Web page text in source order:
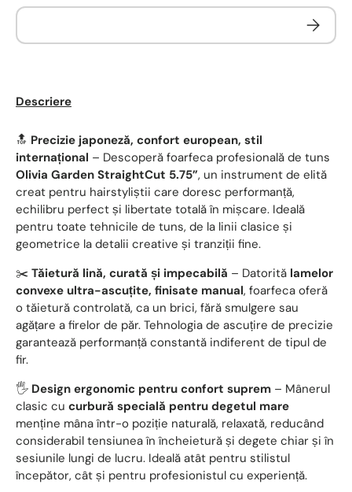
Descriere
🔝 Precizie japoneză, confort european, stil
internațional – Descoperă foarfeca profesională de tuns
Olivia Garden StraightCut 5.75”, un instrument de elită
creat pentru hairstyliștii care doresc performanță,
echilibru perfect și libertate totală în mișcare. Ideală
pentru toate tehnicile de tuns, de la linii clasice și
geometrice la detalii creative și tranziții fine.
✂️ Tăietură lină, curată și impecabilă – Datorită lamelor
convexe ultra-ascuțite, finisate manual, foarfeca oferă
o tăietură controlată, ca un brici, fără smulgere sau
agățare a firelor de păr. Tehnologia de ascuțire de precizie
garantează performanță constantă indiferent de tipul de
fir.
🖐️ Design ergonomic pentru confort suprem – Mânerul
clasic cu curbură specială pentru degetul mare
menține mâna într-o poziție naturală, relaxată, reducând
considerabil tensiunea în încheietură și degete chiar și în
sesiunile lungi de lucru. Ideală atât pentru stilistul
începător, cât și pentru profesionistul cu experiență.